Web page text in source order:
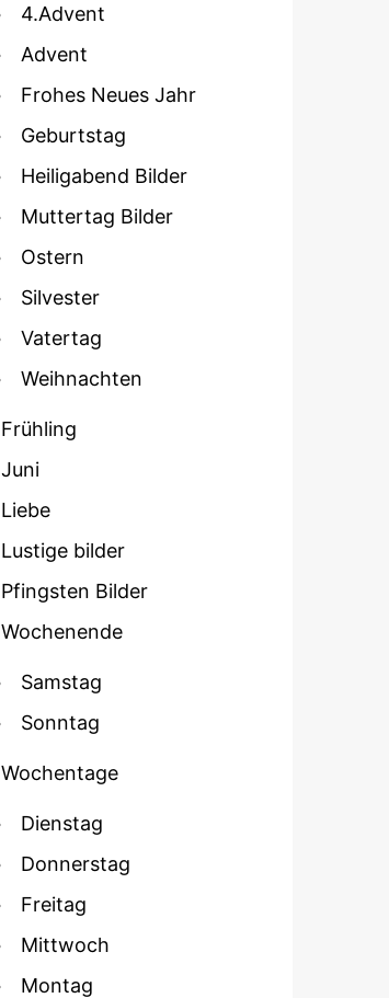
4.Advent
Advent
Frohes Neues Jahr
Geburtstag
Heiligabend Bilder
Muttertag Bilder
Ostern
Silvester
Vatertag
Weihnachten
Frühling
Juni
Liebe
Lustige bilder
Pfingsten Bilder
Wochenende
Samstag
Sonntag
Wochentage
Dienstag
Donnerstag
Freitag
Mittwoch
Montag